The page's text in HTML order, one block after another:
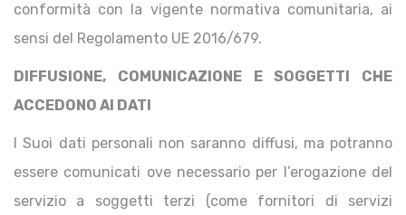
conformità con la vigente normativa comunitaria, ai
sensi del Regolamento UE 2016/679.
DIFFUSIONE, COMUNICAZIONE E SOGGETTI CHE
ACCEDONO AI DATI
I Suoi dati personali non saranno diffusi, ma potranno
essere comunicati ove necessario per l’erogazione del
servizio a soggetti terzi (come fornitori di servizi